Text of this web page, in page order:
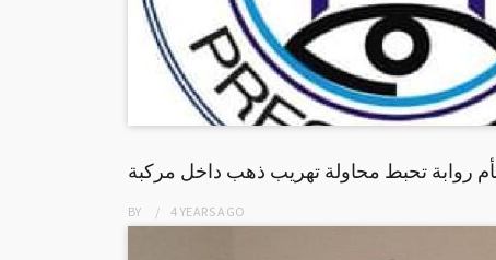
روابة تحبط محاولة تهريب ذهب داخل مركبة
BY 4 YEARSAGO